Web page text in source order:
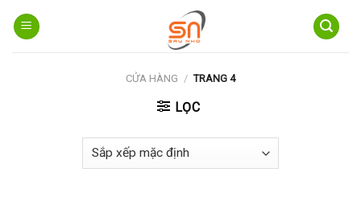
content
CỬA HÀNG / TRANG 4
LỌC